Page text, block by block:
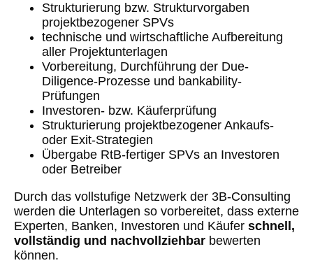
Strukturierung bzw. Strukturvorgaben
projektbezogener SPVs
technische und wirtschaftliche Aufbereitung
aller Projektunterlagen
Vorbereitung, Durchführung der Due-
Diligence-Prozesse und bankability-
Prüfungen
Investoren- bzw. Käuferprüfung
Strukturierung projektbezogener Ankaufs-
oder Exit‑Strategien
Übergabe RtB‑fertiger SPVs an Investoren
oder Betreiber
Durch das vollstufige Netzwerk der 3B-Consulting
werden die Unterlagen so vorbereitet, dass externe
Experten, Banken, Investoren und Käufer schnell,
vollständig und nachvollziehbar bewerten
können.